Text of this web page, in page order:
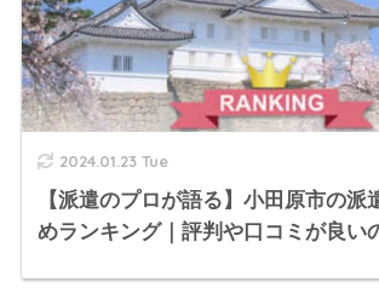
2024.01.23 Tue
【派遣のプロが語る】小田原市の派
めランキング｜評判や口コミが良い